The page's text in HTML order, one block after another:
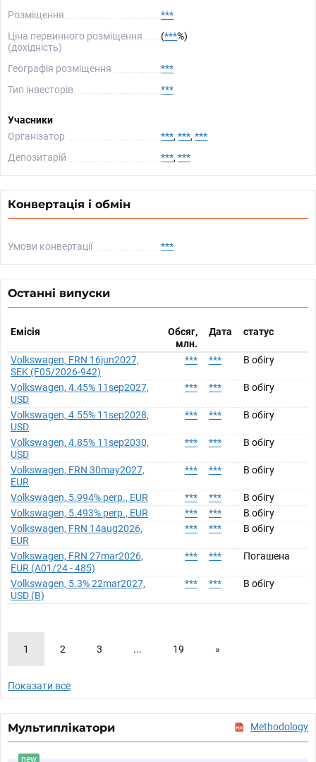
Розміщення
***
Ціна первинного розміщення
(дохідність)
(***%)
Географія розміщення
***
Тип інвесторів
***
Учасники
Організатор
***, ***, ***
Депозитарій
***, ***
Конвертація і обмін
Умови конвертації ***
Останні випуски
Емісія
Обсяг,
млн.
Дата статус
Volkswagen, FRN 16jun2027,
SEK (F05/2026-942)
*** *** В обігу
Volkswagen, 4.45% 11sep2027,
USD
*** *** В обігу
Volkswagen, 4.55% 11sep2028,
USD
*** *** В обігу
Volkswagen, 4.85% 11sep2030,
USD
*** *** В обігу
Volkswagen, FRN 30may2027,
EUR
*** *** В обігу
Volkswagen, 5.994% perp., EUR *** ***
В обігу
Volkswagen, 5.493% perp., EUR
*** ***
В обігу
Volkswagen, FRN 14aug2026,
EUR
*** *** В обігу
Volkswagen, FRN 27mar2026,
EUR (A01/24 - 485)
*** *** Погашена
Volkswagen, 5.3% 22mar2027,
USD (B)
*** *** В обігу
1 2 3 ... 19 »
Показати все
Мультиплікатори Methodology
new